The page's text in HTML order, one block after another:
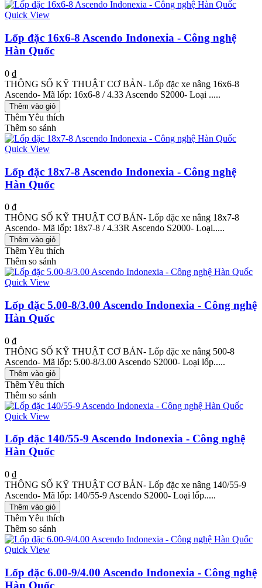
Quick View
Lốp đặc 16x6-8 Ascendo Indonexia - Công nghệ
Hàn Quốc
0 ₫
THÔNG SỐ KỸ THUẬT CƠ BẢN- Lốp đặc xe nâng 16x6-8
Ascendo- Mã lốp: 16x6-8 / 4.33 Ascendo S2000- Loại .....
Thêm vào giỏ
Thêm Yêu thích
Thêm so sánh
Quick View
Lốp đặc 18x7-8 Ascendo Indonexia - Công nghệ
Hàn Quốc
0 ₫
THÔNG SỐ KỸ THUẬT CƠ BẢN- Lốp đặc xe nâng 18x7-8
Ascendo- Mã lốp: 18x7-8 / 4.33R Ascendo S2000- Loại.....
Thêm vào giỏ
Thêm Yêu thích
Thêm so sánh
Quick View
Lốp đặc 5.00-8/3.00 Ascendo Indonexia - Công nghệ
Hàn Quốc
0 ₫
THÔNG SỐ KỸ THUẬT CƠ BẢN- Lốp đặc xe nâng 500-8
Ascendo- Mã lốp: 5.00-8/3.00 Ascendo S2000- Loại lốp.....
Thêm vào giỏ
Thêm Yêu thích
Thêm so sánh
Quick View
Lốp đặc 140/55-9 Ascendo Indonexia - Công nghệ
Hàn Quốc
0 ₫
THÔNG SỐ KỸ THUẬT CƠ BẢN- Lốp đặc xe nâng 140/55-9
Ascendo- Mã lốp: 140/55-9 Ascendo S2000- Loại lốp.....
Thêm vào giỏ
Thêm Yêu thích
Thêm so sánh
Quick View
Lốp đặc 6.00-9/4.00 Ascendo Indonexia - Công nghệ
Hàn Quốc